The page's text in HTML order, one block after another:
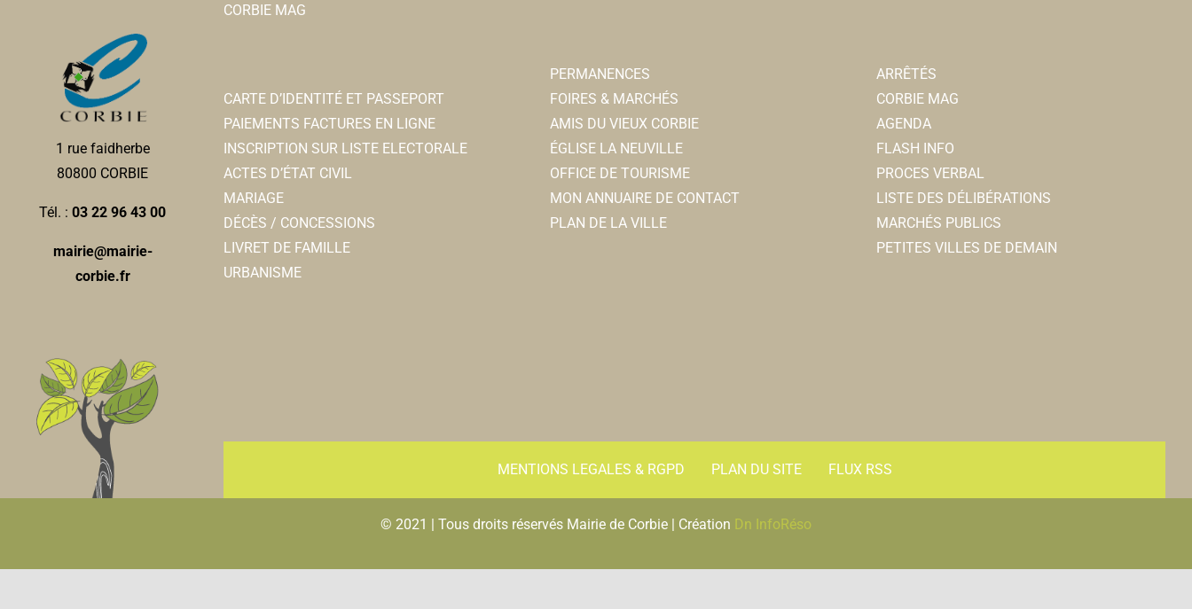
1 rue faidherbe
80800 CORBIE
Tél. :03 22 96 43 00
mairie@mairie-
corbie.fr
CORBIE MAG
CARTE D’IDENTITÉ ET PASSEPORT
PAIEMENTS FACTURES EN LIGNE
INSCRIPTION SUR LISTE ELECTORALE
ACTES D’ÉTAT CIVIL
MARIAGE
DÉCÈS / CONCESSIONS
LIVRET DE FAMILLE
URBANISME
PERMANENCES
FOIRES & MARCHÉS
AMIS DU VIEUX CORBIE
ÉGLISE LA NEUVILLE
OFFICE DE TOURISME
MON ANNUAIRE DE CONTACT
PLAN DE LA VILLE
ARRÊTÉS
CORBIE MAG
AGENDA
FLASH INFO
PROCES VERBAL
LISTE DES DÉLIBÉRATIONS
MARCHÉS PUBLICS
PETITES VILLES DE DEMAIN
MENTIONS LEGALES & RGPD PLAN DU SITE FLUX RSS
© 2021 | Tous droits réservés Mairie de Corbie | Création Dn InfoRéso